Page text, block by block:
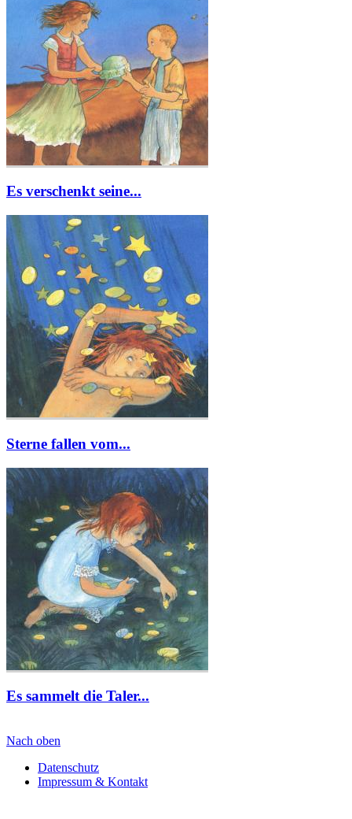
Es verschenkt seine...
Sterne fallen vom...
Es sammelt die Taler...
Nach oben
Datenschutz
Impressum & Kontakt